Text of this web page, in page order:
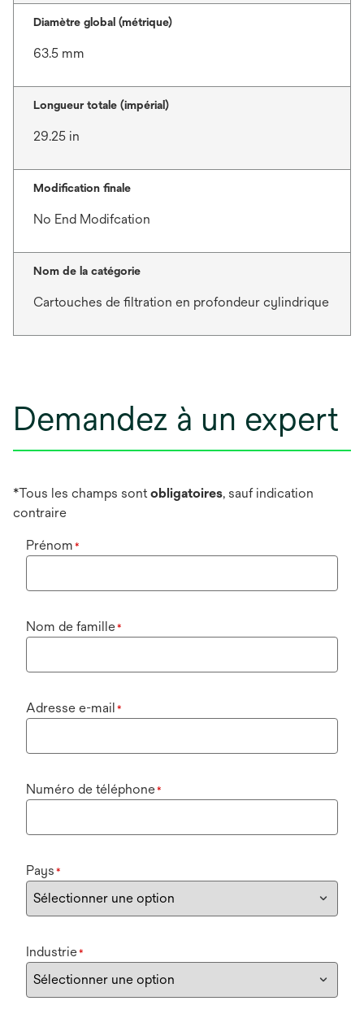
Diamètre global (métrique)
63.5 mm
Longueur totale (impérial)
29.25 in
Modification finale
No End Modifcation
Nom de la catégorie
Cartouches de filtration en profondeur cylindrique
Demandez à un expert
*Tous les champs sontobligatoires, sauf indication
contraire
Prénom *
Nom de famille*
Adresse e-mail *
Numéro de téléphone*
Pays *
Industrie*